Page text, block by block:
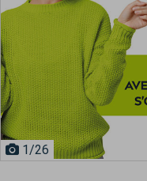
1/26